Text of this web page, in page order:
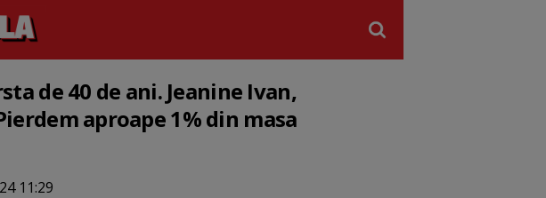
de 40 de ani. Jeanine Ivan,
aproape 1% din masa
11:29